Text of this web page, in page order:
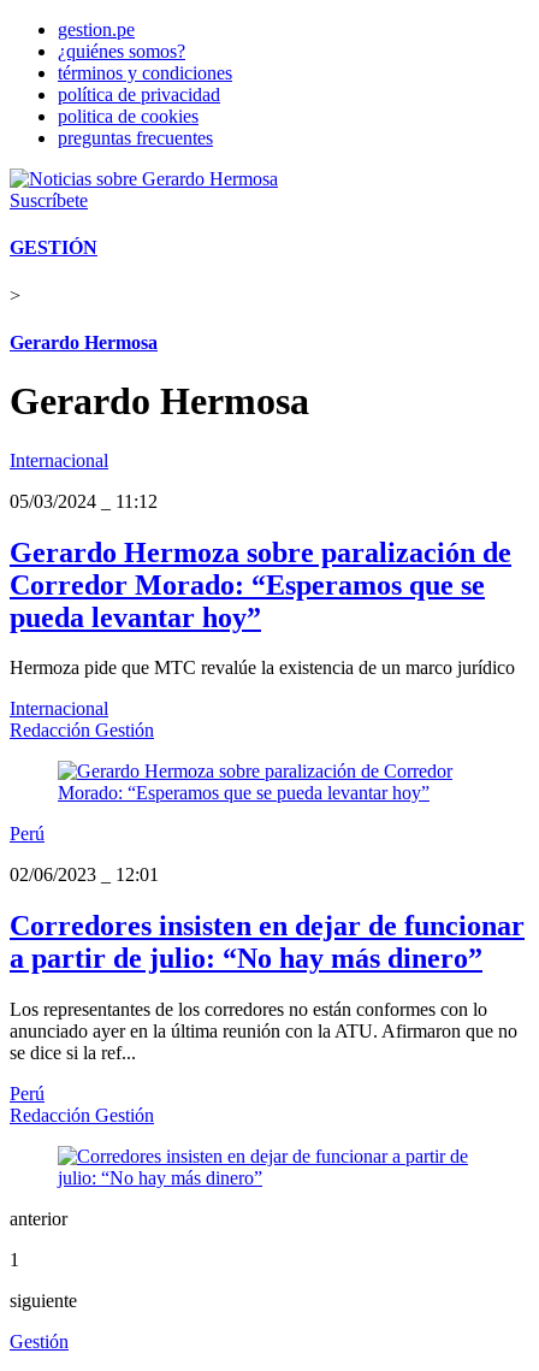
gestion.pe
¿quiénes somos?
términos y condiciones
política de privacidad
politica de cookies
preguntas frecuentes
Suscríbete
GESTIÓN
>
Gerardo Hermosa
Gerardo Hermosa
Internacional
05/03/2024
11:12
Gerardo Hermoza sobre paralización de
Corredor Morado: “Esperamos que se
pueda levantar hoy”
Hermoza pide que MTC revalúe la existencia de un marco jurídico
Internacional
Redacción Gestión
Perú
02/06/2023
12:01
Corredores insisten en dejar de funcionar
a partir de julio: “No hay más dinero”
Los representantes de los corredores no están conformes con lo
anunciado ayer en la última reunión con la ATU. Afirmaron que no
se dice si la ref...
Perú
Redacción Gestión
anterior
1
siguiente
Gestión